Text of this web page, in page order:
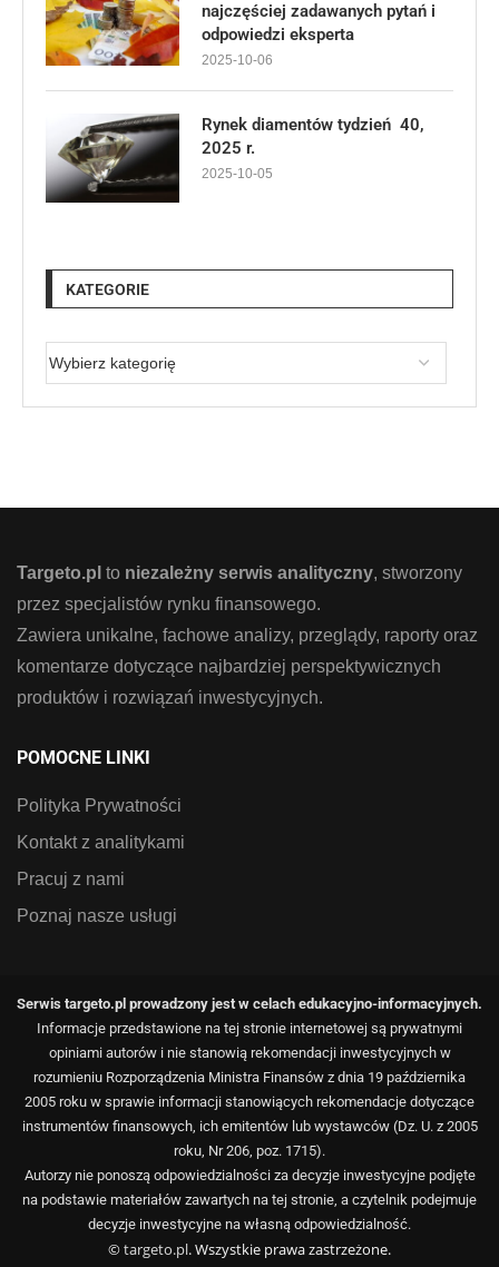
najczęściej zadawanych pytań i
odpowiedzi eksperta
2025-10-06
Rynek diamentów tydzień 40,
2025 r.
2025-10-05
KATEGORIE
Targeto.pl to niezależny serwis analityczny, stworzony
przez specjalistów rynku finansowego.
Zawiera unikalne, fachowe analizy, przeglądy, raporty oraz
komentarze dotyczące najbardziej perspektywicznych
produktów i rozwiązań inwestycyjnych.
POMOCNE LINKI
Polityka Prywatności
Kontakt z analitykami
Pracuj z nami
Poznaj nasze usługi
Serwis targeto.pl prowadzony jest w celach edukacyjno-informacyjnych.
Informacje przedstawione na tej stronie internetowej są prywatnymi
opiniami autorów i nie stanowią rekomendacji inwestycyjnych w
rozumieniu Rozporządzenia Ministra Finansów z dnia 19 października
2005 roku w sprawie informacji stanowiących rekomendacje dotyczące
instrumentów finansowych, ich emitentów lub wystawców (Dz. U. z 2005
roku, Nr 206, poz. 1715).
Autorzy nie ponoszą odpowiedzialności za decyzje inwestycyjne podjęte
na podstawie materiałów zawartych na tej stronie, a czytelnik podejmuje
decyzje inwestycyjne na własną odpowiedzialność.
©targeto.pl. Wszystkie prawa zastrzeżone.